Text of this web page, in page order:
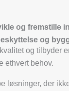
og fremstille
og
og tilbyder
ethvert behov.
løsninger, der